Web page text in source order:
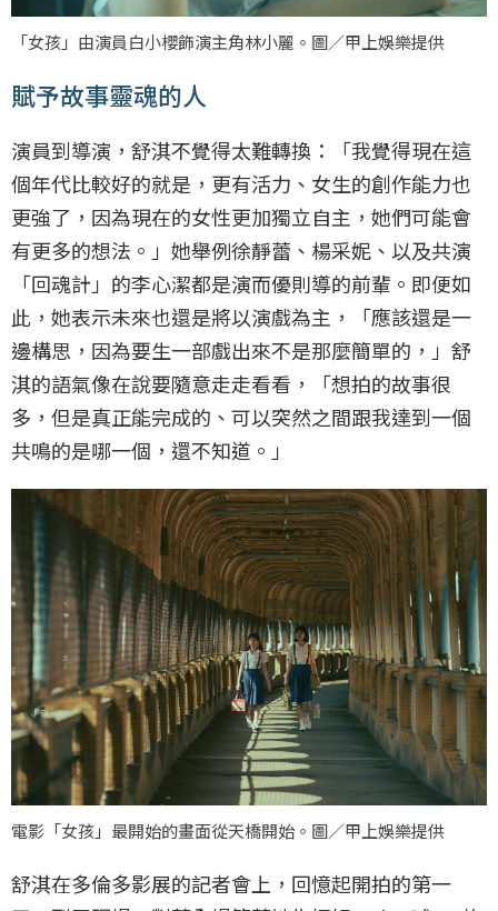
「女孩」由演員白小櫻飾演主角林小麗。圖／甲上娛樂提供
賦予故事靈魂的人
演員到導演，舒淇不覺得太難轉換：「我覺得現在這
個年代比較好的就是，更有活力、女生的創作能力也
更強了，因為現在的女性更加獨立自主，她們可能會
有更多的想法。」她舉例徐靜蕾、楊采妮、以及共演
「回魂計」的李心潔都是演而優則導的前輩。即便如
此，她表示未來也還是將以演戲為主，「應該還是一
邊構思，因為要生一部戲出來不是那麼簡單的，」舒
淇的語氣像在說要隨意走走看看，「想拍的故事很
多，但是真正能完成的、可以突然之間跟我達到一個
共鳴的是哪一個，還不知道。」
電影「女孩」最開始的畫面從天橋開始。圖／甲上娛樂提供
舒淇在多倫多影展的記者會上，回憶起開拍的第一